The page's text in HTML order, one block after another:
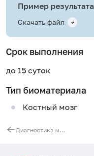
Пример результата
Скачать файл
Срок выполнения
до 15 суток
Тип биоматериала
Костный мозг
Диагностика микроделеционных синдромов Прадера – Вилли, Ангельмана, Ди Джорджи методом FISH (1 конкретный синдром)